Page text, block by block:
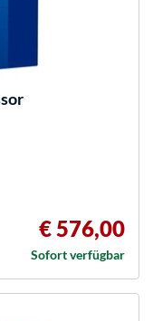
€ 576,00
Sofort verfügbar